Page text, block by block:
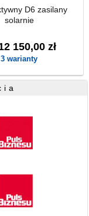
D6 zasilany
solarnie
150,00 zł
3 warianty